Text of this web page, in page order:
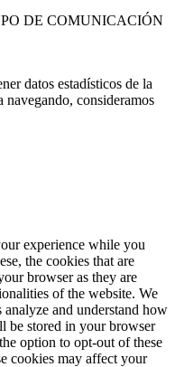
DE COMUNICACIÓN
datos estadísticos de la
navegando, consideramos
experience while you
the cookies that are
browser as they are
of the website. We
and understand how
be stored in your browser
option to opt-out of these
cookies may affect your